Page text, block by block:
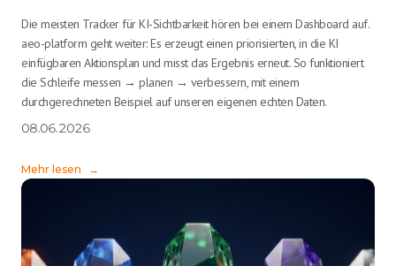
Die meisten Tracker für KI-Sichtbarkeit hören bei einem Dashboard auf.
aeo-platform geht weiter: Es erzeugt einen priorisierten, in die KI
einfügbaren Aktionsplan und misst das Ergebnis erneut. So funktioniert
die Schleife messen → planen → verbessern, mit einem
durchgerechneten Beispiel auf unseren eigenen echten Daten.
08.06.2026
Mehr lesen →